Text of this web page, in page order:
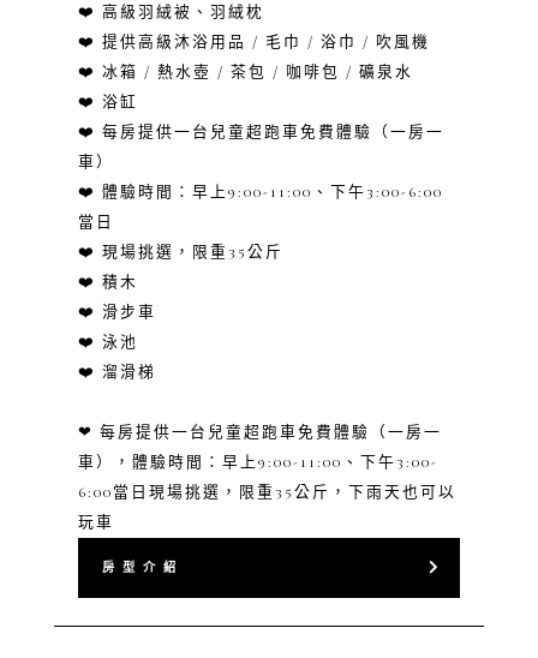
❤️ 高級羽絨被、羽絨枕
❤️ 提供高級沐浴用品 / 毛巾 / 浴巾 / 吹風機
❤️ 冰箱 / 熱水壺 / 茶包 / 咖啡包 / 礦泉水
❤️ 浴缸
❤️ 每房提供一台兒童超跑車免費體驗（一房一
車）
❤️ 體驗時間：早上9:00-11:00、下午3:00-6:00
當日
❤️ 現場挑選，限重35公斤
❤️ 積木
❤️ 滑步車
❤️ 泳池
❤️ 溜滑梯
❤ 每房提供一台兒童超跑車免費體驗（一房一
車），體驗時間：早上9:00-11:00、下午3:00-
6:00當日現場挑選，限重35公斤，下雨天也可以
玩車
房 型 介 紹